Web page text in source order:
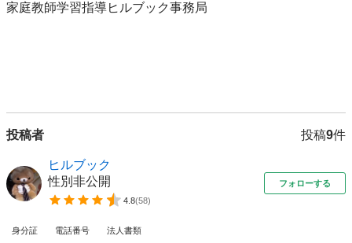
家庭教師学習指導ヒルブック事務局
投稿者 投稿9件
ヒルブック
性別非公開
4.8(58)
フォローする
身分証 電話番号 法人書類